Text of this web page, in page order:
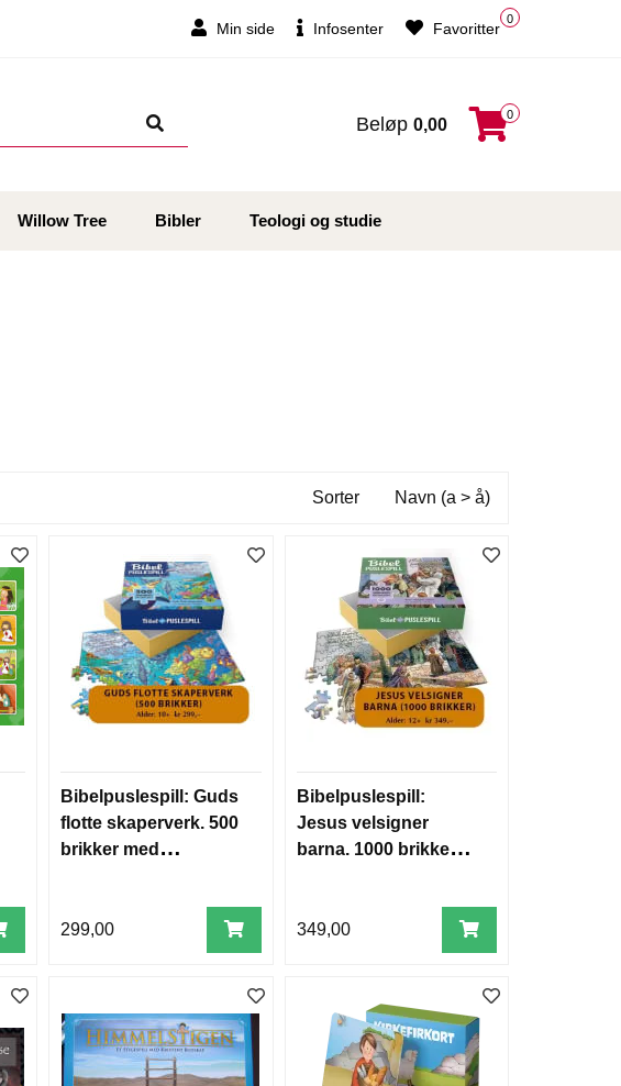
Min side Infosenter
0
Favoritter
Beløp 0,00
0
Willow Tree Bibler Teologi og studie
Sorter Navn (a > å)
Bibelpuslespill: Guds
flotte skaperverk. 500
brikker med
299,00
Bibelpuslespill:
Jesus velsigner
barna. 1000 brikker
349,00